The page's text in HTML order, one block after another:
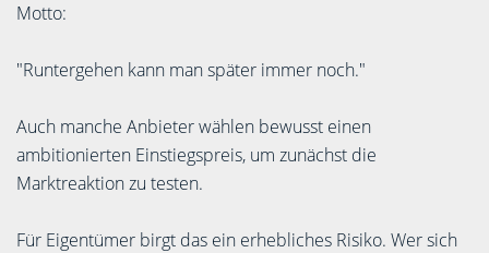
Motto:
"Runtergehen kann man später immer noch."
Auch manche Anbieter wählen bewusst einen
ambitionierten Einstiegspreis, um zunächst die
Marktreaktion zu testen.
Für Eigentümer birgt das ein erhebliches Risiko. Wer sich